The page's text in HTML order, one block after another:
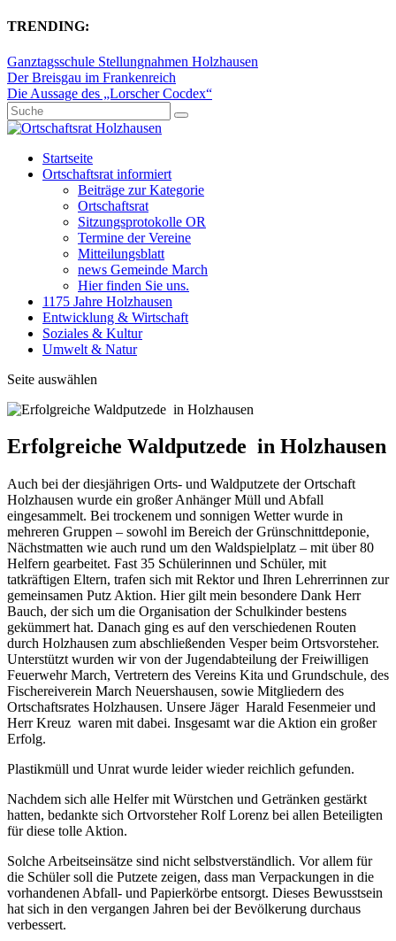
TRENDING:
Ganztagsschule Stellungnahmen Holzhausen
Der Breisgau im Frankenreich
Die Aussage des „Lorscher Cocdex“
Startseite
Ortschaftsrat informiert
Beiträge zur Kategorie
Ortschaftsrat
Sitzungsprotokolle OR
Termine der Vereine
Mitteilungsblatt
news Gemeinde March
Hier finden Sie uns.
1175 Jahre Holzhausen
Entwicklung & Wirtschaft
Soziales & Kultur
Umwelt & Natur
Seite auswählen
Erfolgreiche Waldputzede in Holzhausen
Auch bei der diesjährigen Orts- und Waldputzete der Ortschaft
Holzhausen wurde ein großer Anhänger Müll und Abfall
eingesammelt. Bei trockenem und sonnigen Wetter wurde in
mehreren Gruppen – sowohl im Bereich der Grünschnittdeponie,
Nächstmatten wie auch rund um den Waldspielplatz – mit über 80
Helfern gearbeitet. Fast 35 Schülerinnen und Schüler, mit
tatkräftigen Eltern, trafen sich mit Rektor und Ihren Lehrerrinnen zur
gemeinsamen Putz Aktion. Hier gilt mein besondere Dank Herr
Bauch, der sich um die Organisation der Schulkinder bestens
gekümmert hat. Danach ging es auf den verschiedenen Routen
durch Holzhausen zum abschließenden Vesper beim Ortsvorsteher.
Unterstützt wurden wir von der Jugendabteilung der Freiwilligen
Feuerwehr March, Vertretern des Vereins Kita und Grundschule, des
Fischereiverein March Neuershausen, sowie Mitgliedern des
Ortschaftsrates Holzhausen. Unsere Jäger Harald Fesenmeier und
Herr Kreuz waren mit dabei. Insgesamt war die Aktion ein großer
Erfolg.
Plastikmüll und Unrat wurde leider wieder reichlich gefunden.
Nachdem sich alle Helfer mit Würstchen und Getränken gestärkt
hatten, bedankte sich Ortvorsteher Rolf Lorenz bei allen Beteiligten
für diese tolle Aktion.
Solche Arbeitseinsätze sind nicht selbstverständlich. Vor allem für
die Schüler soll die Putzete zeigen, dass man Verpackungen in die
vorhandenen Abfall- und Papierkörbe entsorgt. Dieses Bewusstsein
hat sich in den vergangen Jahren bei der Bevölkerung durchaus
verbessert.